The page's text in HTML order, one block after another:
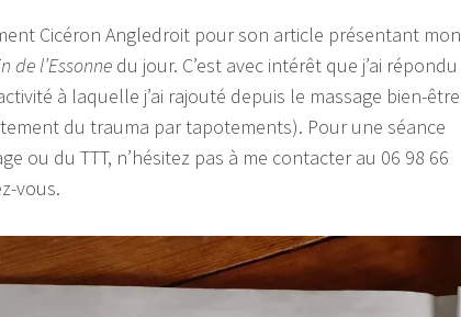
Cicéron Angledroit pour son article présentant mon
de l’Essonne du jour. C’est avec intérêt que j’ai répondu
à laquelle j’ai rajouté depuis le massage bien-être
du trauma par tapotements). Pour une séance
ou du TTT, n’hésitez pas à me contacter au 06 98 66
vous.